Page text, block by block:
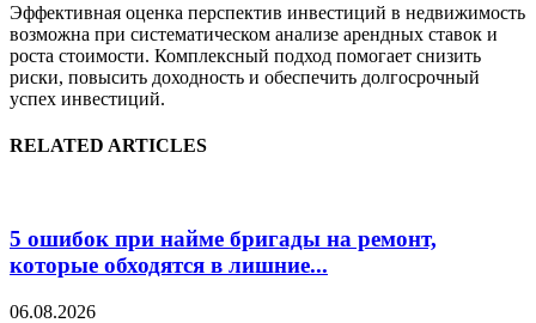
Эффективная оценка перспектив инвестиций в недвижимость
возможна при систематическом анализе арендных ставок и
роста стоимости. Комплексный подход помогает снизить
риски, повысить доходность и обеспечить долгосрочный
успех инвестиций.
RELATED ARTICLES
5 ошибок при найме бригады на ремонт,
которые обходятся в лишние...
06.08.2026